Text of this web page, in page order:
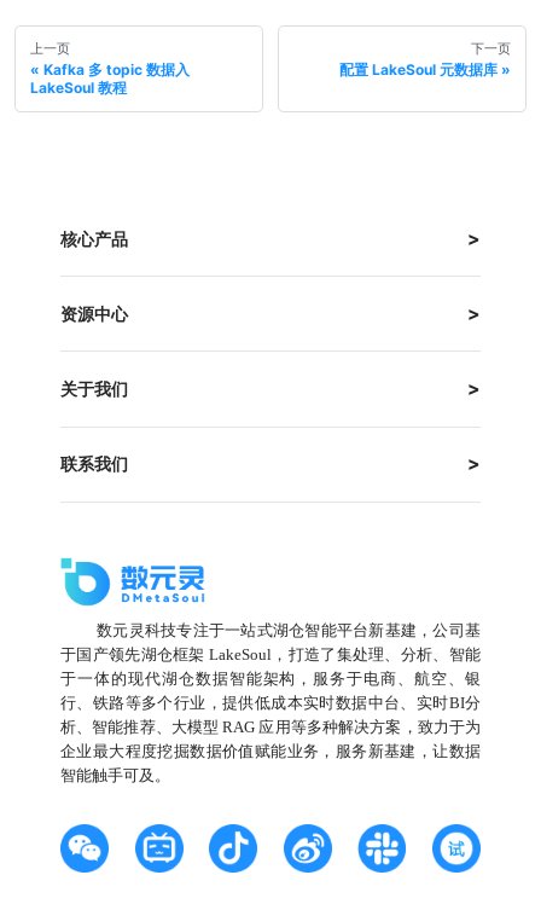
上一页
Kafka 多 topic 数据入
LakeSoul 教程
下一页
配置 LakeSoul 元数据库
核心产品
资源中心
关于我们
联系我们
数元灵科技专注于一站式湖仓智能平台新基建，公司基
于国产领先湖仓框架 LakeSoul，打造了集处理、分析、智能
于一体的现代湖仓数据智能架构，服务于电商、航空、银
行、铁路等多个行业，提供低成本实时数据中台、实时BI分
析、智能推荐、大模型 RAG 应用等多种解决方案，致力于为
企业最大程度挖掘数据价值赋能业务，服务新基建，让数据
智能触手可及。